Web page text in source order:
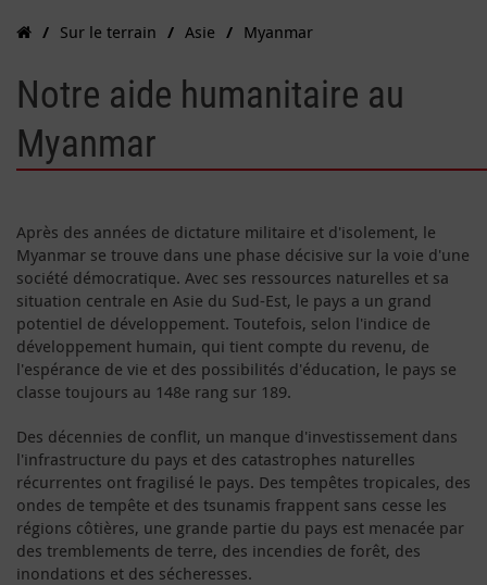
Sur le terrain Asie Myanmar
Notre aide humanitaire au
Myanmar
Après des années de dictature militaire et d'isolement, le
Myanmar se trouve dans une phase décisive sur la voie d'une
société démocratique. Avec ses ressources naturelles et sa
situation centrale en Asie du Sud-Est, le pays a un grand
potentiel de développement. Toutefois, selon l'indice de
développement humain, qui tient compte du revenu, de
l'espérance de vie et des possibilités d'éducation, le pays se
classe toujours au 148e rang sur 189.
Des décennies de conflit, un manque d'investissement dans
l'infrastructure du pays et des catastrophes naturelles
récurrentes ont fragilisé le pays. Des tempêtes tropicales, des
ondes de tempête et des tsunamis frappent sans cesse les
régions côtières, une grande partie du pays est menacée par
des tremblements de terre, des incendies de forêt, des
inondations et des sécheresses.